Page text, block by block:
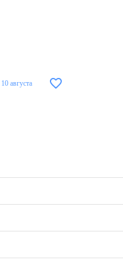
10 августа